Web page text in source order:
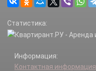
Статистика:
Информация:
Контактная информация